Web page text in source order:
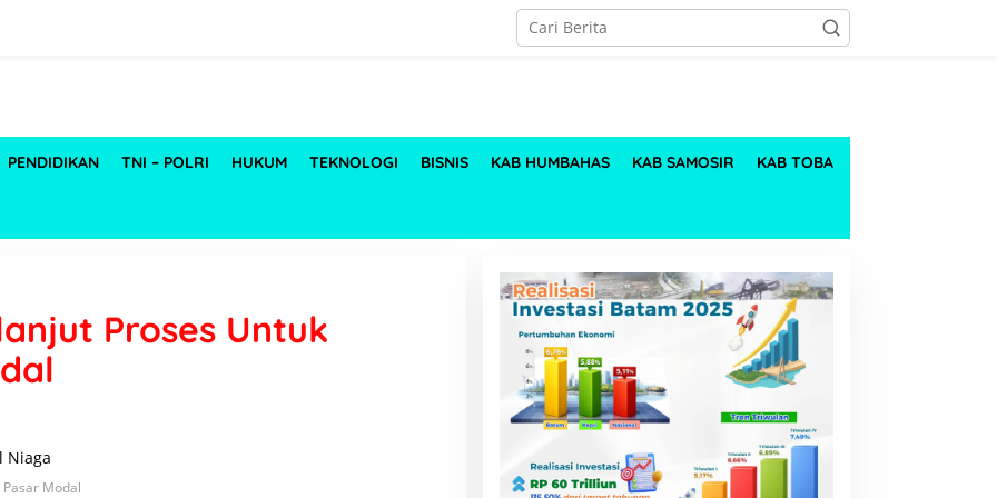
PENDIDIKAN TNI – POLRI HUKUM TEKNOLOGI BISNIS KAB HUMBAHAS KAB SAMOSIR KAB TOBA
Proses Untuk
Pasar Modal